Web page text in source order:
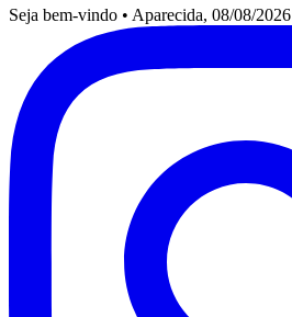
Seja bem-vindo • Aparecida, 08/08/2026